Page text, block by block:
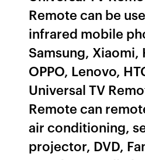
Remote can be
infrared mobile
Samsung, Xiaomi,
OPPO, Lenovo,
Universal TV
Remote can
air conditioning,
projector, DVD,